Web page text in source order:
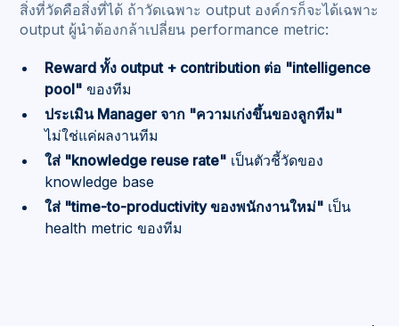
สิ่งที่วัดคือสิ่งที่ได้ ถ้าวัดเฉพาะ output องค์กรก็จะได้เฉพาะ
output ผู้นำต้องกล้าเปลี่ยน performance metric:
Reward ทั้ง output + contribution ต่อ "intelligence
pool" ของทีม
ประเมิน Manager จาก "ความเก่งขึ้นของลูกทีม"
ไม่ใช่แค่ผลงานทีม
ใส่ "knowledge reuse rate" เป็นตัวชี้วัดของ
knowledge base
ใส่ "time-to-productivity ของพนักงานใหม่" เป็น
health metric ของทีม